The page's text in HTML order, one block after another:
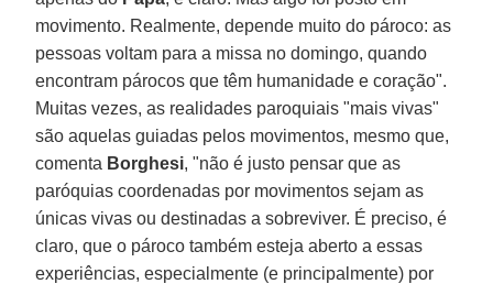
movimento. Realmente, depende muito do pároco: as
pessoas voltam para a missa no domingo, quando
encontram párocos que têm humanidade e coração".
Muitas vezes, as realidades paroquiais "mais vivas"
são aquelas guiadas pelos movimentos, mesmo que,
comenta Borghesi, "não é justo pensar que as
paróquias coordenadas por movimentos sejam as
únicas vivas ou destinadas a sobreviver. É preciso, é
claro, que o pároco também esteja aberto a essas
experiências, especialmente (e principalmente) por